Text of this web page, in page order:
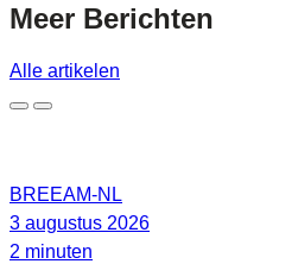
Meer Berichten
Alle artikelen
BREEAM-NL
3 augustus 2026
2 minuten